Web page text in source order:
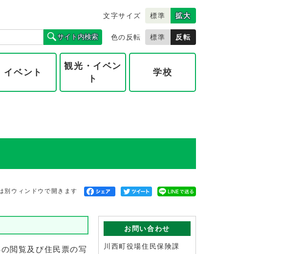
文字サイズ 標準 拡大
サイト内検索 色の反転 標準 反転
イベント
観光・イベン
ト
学校
別ウィンドウで開きます
閲覧及び住民票の写
お問い合わせ
川西町役場住民保険課